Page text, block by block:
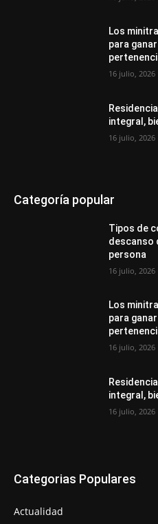
Los
para
16 julio, 2026
integral,
16 julio, 2026
Categoría popular
Tipos de
descanso
persona
16 julio, 2026
Los
para
16 julio, 2026
integral,
16 julio, 2026
Categorias Populares
Actualidad